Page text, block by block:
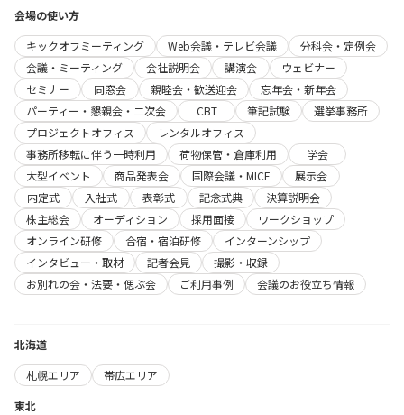
会場の使い方
キックオフミーティング
Web会議・テレビ会議
分科会・定例会
会議・ミーティング
会社説明会 講演会
ウェビナー
セミナー
同窓会 親睦会・歓送迎会
忘年会・新年会
パーティー・懇親会・二次会
CBT 筆記試験
選挙事務所
プロジェクトオフィス
レンタルオフィス
事務所移転に伴う一時利用
荷物保管・倉庫利用
学会
大型イベント
商品発表会 国際会議・MICE
展示会
内定式
入社式 表彰式 記念式典
決算説明会
株主総会
オーディション 採用面接
ワークショップ
オンライン研修
合宿・宿泊研修
インターンシップ
インタビュー・取材
記者会見
撮影・収録
お別れの会・法要・偲ぶ会
ご利用事例 会議のお役立ち情報
北海道
札幌エリア
帯広エリア
東北